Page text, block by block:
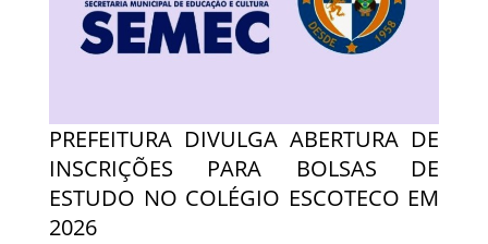
PREFEITURA DIVULGA ABERTURA DE
INSCRIÇÕES PARA BOLSAS DE
ESTUDO NO COLÉGIO ESCOTECO EM
2026